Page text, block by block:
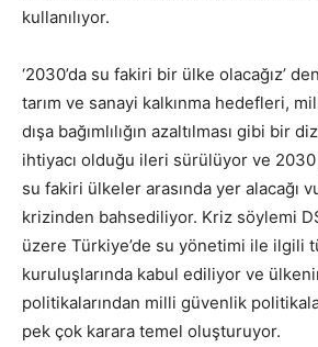
kullanılıyor.
‘2030’da su fakiri bir ülke olacağız’
tarım ve sanayi kalkınma hedefleri,
dışa bağımlılığın azaltılması gibi bir
ihtiyacı olduğu ileri sürülüyor ve 2030
su fakiri ülkeler arasında yer alacağı
krizinden bahsediliyor. Kriz söylemi
üzere Türkiye’de su yönetimi ile ilgili
kuruluşlarında kabul ediliyor ve
politikalarından milli güvenlik
pek çok karara temel oluşturuyor.